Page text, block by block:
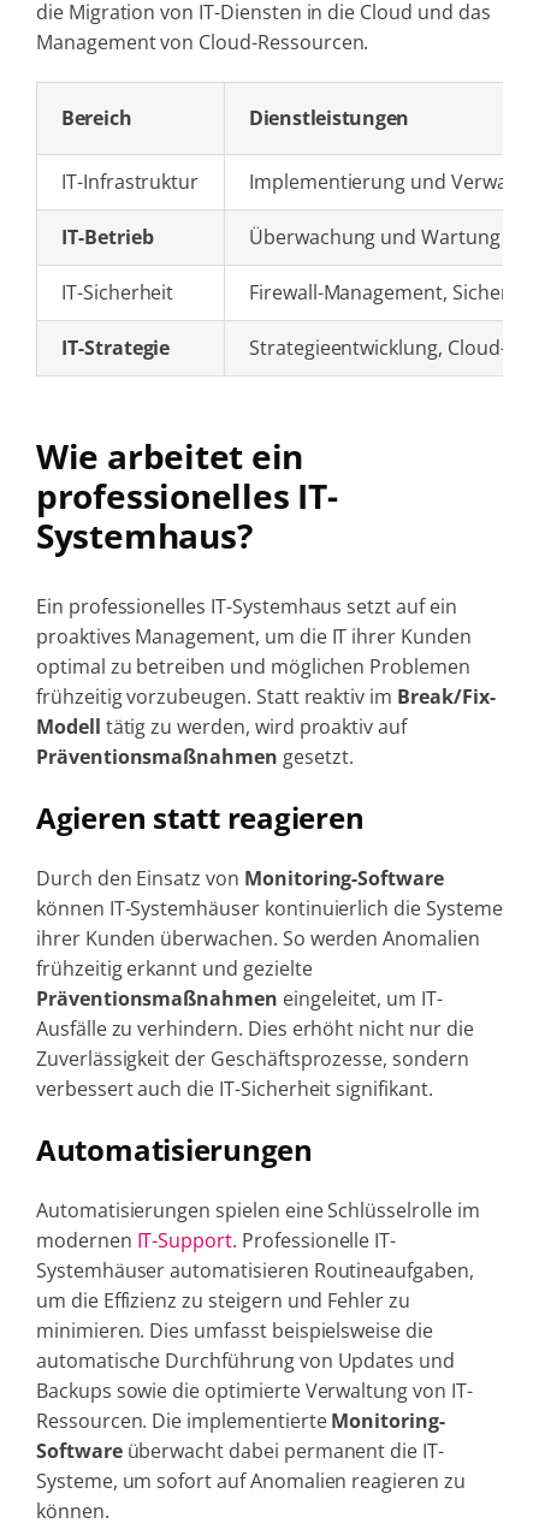
die Migration von IT-Diensten in die Cloud und das
Management von Cloud-Ressourcen.
Bereich Dienstleistungen
IT-Infrastruktur Implementierung und
IT-Betrieb Überwachung und Wartung
IT-Sicherheit Firewall-Management,
IT-Strategie Strategieentwicklung, Cloud-
Wie arbeitet ein
professionelles IT-
Systemhaus?
Ein professionelles IT-Systemhaus setzt auf ein
proaktives Management, um die IT ihrer Kunden
optimal zu betreiben und möglichen Problemen
frühzeitig vorzubeugen. Statt reaktiv im Break/Fix-
Modell tätig zu werden, wird proaktiv auf
Präventionsmaßnahmen gesetzt.
Agieren statt reagieren
Durch den Einsatz von Monitoring-Software
können IT-Systemhäuser kontinuierlich die Systeme
ihrer Kunden überwachen. So werden Anomalien
frühzeitig erkannt und gezielte
Präventionsmaßnahmen eingeleitet, um IT-
Ausfälle zu verhindern. Dies erhöht nicht nur die
Zuverlässigkeit der Geschäftsprozesse, sondern
verbessert auch die IT-Sicherheit signifikant.
Automatisierungen
Automatisierungen spielen eine Schlüsselrolle im
modernen IT-Support. Professionelle IT-
Systemhäuser automatisieren Routineaufgaben,
um die Effizienz zu steigern und Fehler zu
minimieren. Dies umfasst beispielsweise die
automatische Durchführung von Updates und
Backups sowie die optimierte Verwaltung von IT-
Ressourcen. Die implementierteMonitoring-
Softwareüberwacht dabei permanent die IT-
Systeme, um sofort auf Anomalien reagieren zu
können.